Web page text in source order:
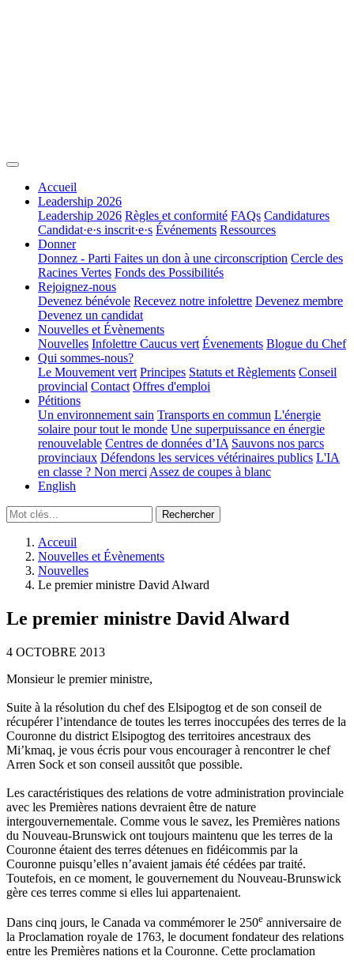
Accueil
Leadership 2026
Leadership 2026 Règles et conformité FAQs Candidatures
Candidat·e·s inscrit·e·s Événements Ressources
Donner
Donnez - Parti Faites un don à une circonscription Cercle des
Racines Vertes Fonds des Possibilités
Rejoignez-nous
Devenez bénévole Recevez notre infolettre Devenez membre
Devenez un candidat
Nouvelles et Évènements
Nouvelles Infolettre Caucus vert Évenements Blogue du Chef
Qui sommes-nous?
Le Mouvement vert Principes Statuts et Règlements Conseil
provincial Contact Offres d'emploi
Pétitions
Un environnement sain Transports en commun L'énergie
solaire pour tout le monde Une superpuissance en énergie
renouvelable Centres de données d’IA Sauvons nos parcs
provinciaux Défendons les services vétérinaires publics L'IA
en classe ? Non merci Assez de coupes à blanc
English
Acceuil
Nouvelles et Évènements
Nouvelles
Le premier ministre David Alward
Le premier ministre David Alward
4 OCTOBRE 2013
Monsieur le premier ministre,
Suite à la résolution du chef des Elsipogtog et de son conseil de
récupérer l’intendance de toutes les terres inoccupées des terres de la
Couronne du district Elsipogtog des territoires ancestraux des
Mi’kmaq, je vous écris pour vous encourager à rencontrer le chef
Arren Sock et son conseil aussitôt que possible.
Les caractéristiques des relations de votre administration provinciale
avec les Premières nations devraient être de nature
intergouvernementale. Comme vous le savez, les Premières nations
du Nouveau-Brunswick ont toujours maintenu que les terres de la
Couronne étaient des terres détenues en fidéicommis par la
Couronne puisqu’elles n’avaient jamais été cédées par traité.
Toutefois, en ce moment, le gouvernement du Nouveau-Brunswick
gère ces terres comme si elles lui appartenaient.
Dans cinq jours, le Canada va commémorer le 250e anniversaire de
la Proclamation royale de 1763, le document fondateur des relations
entre les Premières nations et la Couronne. Cette proclamation